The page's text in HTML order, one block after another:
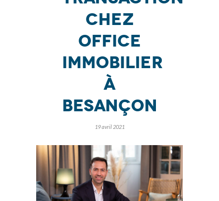
chez
Office
Immobilier
à
Besançon
19 avril 2021